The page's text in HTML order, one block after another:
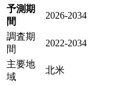
予測期
間
2026-2034
調査期
間
2022-2034
主要地
域
北米